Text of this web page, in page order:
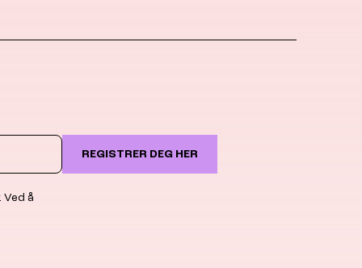
REGISTRER DEG HER
å